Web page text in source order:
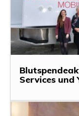
Services und